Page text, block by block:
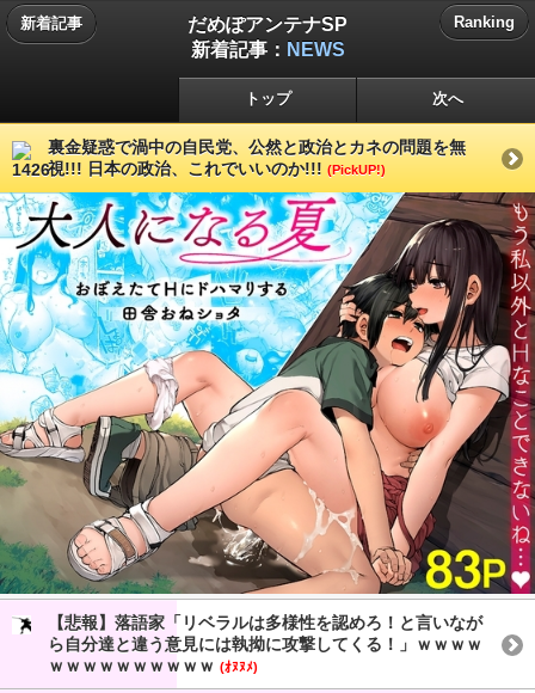
新着記事
だめぽアンテナSP
新着記事： NEWS
Ranking
トップ 次へ
裏金疑惑で渦中の自民党、公然と政治とカネの問題を無
視!!! 日本の政治、これでいいのか!!! (PickUP!)
【悲報】落語家「リベラルは多様性を認めろ！と言いなが
ら自分達と違う意見には執拗に攻撃してくる！」ｗｗｗｗ
ｗｗｗｗｗｗｗｗｗｗ (ｵﾇﾇﾒ)